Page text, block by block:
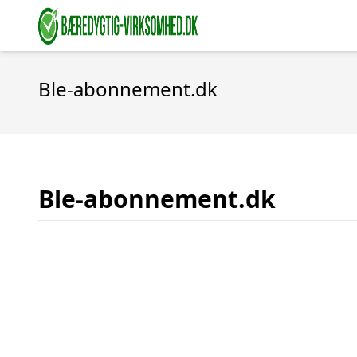
Ble-abonnement.dk
Ble-abonnement.dk